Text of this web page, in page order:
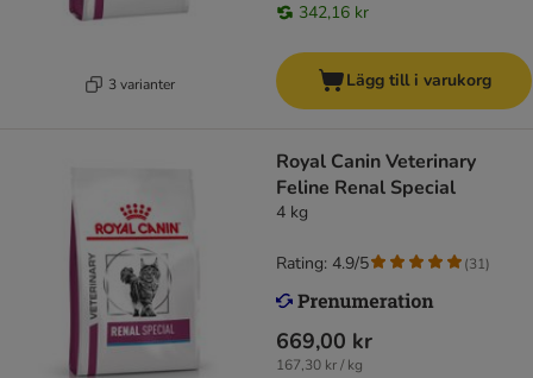
3 varianter
342,16 kr
Lägg till i varukorg
Royal Canin Veterinary
Feline Renal Special
4 kg
669,00 kr
167,30 kr / kg
Rating: 4.9/5 (31)